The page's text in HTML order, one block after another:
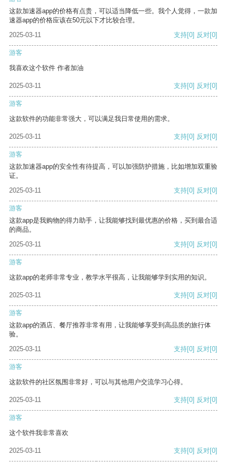
这款加速器app的价格有点贵，可以适当降低一些。我个人觉得，一款加
速器app的价格应该在50元以下才比较合理。
2025-03-11
支持[0] 反对[0]
游客
我喜欢这个软件 作者加油
2025-03-11 支持[0] 反对[0]
游客
这款软件的功能非常强大，可以满足我日常使用的需求。
2025-03-11 支持[0] 反对[0]
游客
这款加速器app的安全性有待提高，可以加强防护措施，比如增加双重验
证。
2025-03-11
支持[0] 反对[0]
游客
这款app是我购物的得力助手，让我能够找到最优惠的价格，买到最合适
的商品。
2025-03-11
支持[0] 反对[0]
游客
这款app的老师非常专业，教学水平很高，让我能够学到实用的知识。
2025-03-11 支持[0] 反对[0]
游客
这款app的酒店、餐厅推荐非常有用，让我能够享受到高品质的旅行体
验。
2025-03-11
支持[0] 反对[0]
游客
这款软件的社区氛围非常好，可以与其他用户交流学习心得。
2025-03-11 支持[0] 反对[0]
游客
这个软件我非常喜欢
2025-03-11 支持[0] 反对[0]